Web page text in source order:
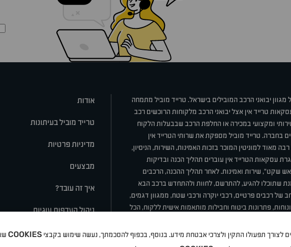
יבואני הרכב המובילים בישראל. טרייד מוביל מתמחה
טרייד אין אצל יבואני הרכב מלקוחות הרוכשים רכב
ומקצועי במכירה או החלפת הרכב שבבעלות הלקוח
בחברה. טרייד מוביל מספקת את שרותי הטרייד אין
מאוד למוניטין המוכר בזכות האמינות, השירות, הניסיון,
עסקאות הטרייד אין עוברים תהליך הכנה ובדיקות
שקט", שירות ואמינות. לאחר תהליך ההכנה, הרכבים
שתוכלו להגיע, להתרשם, לחוות ולהתחדש ברכב הבא
של רכבים פרטיים, רכבי יוקרה ורכבי שטח, ממגוון דגמים,
פתרונות ביטוח וחבילות מותאמות אישית ללקוח, הכל
אודות
טרייד מוביל בעיתונות
מדיניות פרטיות
מבצעים
איך זה עובד?
ניהול העדפות עוגיות
לצורך תפעולו התקין ולצרכי אבטחת מידע. בנוסף, בכפוף להסכמתך, נעשה שימוש בקבצי COOKIES